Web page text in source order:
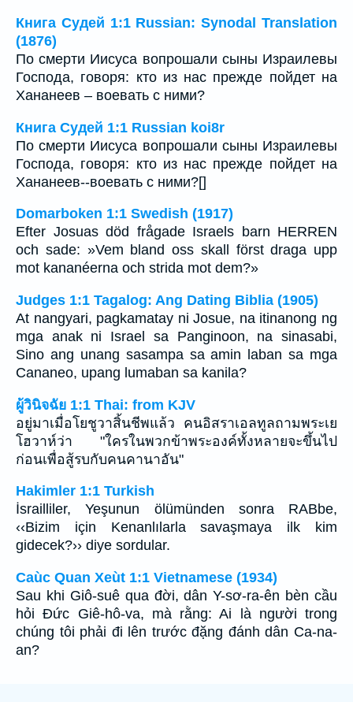
Книга Судей 1:1 Russian: Synodal Translation
(1876)
По смерти Иисуса вопрошали сыны Израилевы
Господа, говоря: кто из нас прежде пойдет на
Хананеев – воевать с ними?
Книга Судей 1:1 Russian koi8r
По смерти Иисуса вопрошали сыны Израилевы
Господа, говоря: кто из нас прежде пойдет на
Хананеев--воевать с ними?[]
Domarboken 1:1 Swedish (1917)
Efter Josuas död frågade Israels barn HERREN
och sade: »Vem bland oss skall först draga upp
mot kananéerna och strida mot dem?»
Judges 1:1 Tagalog: Ang Dating Biblia (1905)
At nangyari, pagkamatay ni Josue, na itinanong ng
mga anak ni Israel sa Panginoon, na sinasabi,
Sino ang unang sasampa sa amin laban sa mga
Cananeo, upang lumaban sa kanila?
ผู้วินิจฉัย 1:1 Thai: from KJV
อยู่มาเมื่อโยชูวาสิ้นชีพแล้ว คนอิสราเอลทูลถามพระเย
โฮวาห์ว่า "ใครในพวกข้าพระองค์ทั้งหลายจะขึ้นไป
ก่อนเพื่อสู้รบกับคนคานาอัน"
Hakimler 1:1 Turkish
İsrailliler, Yeşunun ölümünden sonra RABbe,
‹‹Bizim için Kenanlılarla savaşmaya ilk kim
gidecek?›› diye sordular.
Caùc Quan Xeùt 1:1 Vietnamese (1934)
Sau khi Giô-suê qua đời, dân Y-sơ-ra-ên bèn cầu
hỏi Ðức Giê-hô-va, mà rằng: Ai là người trong
chúng tôi phải đi lên trước đặng đánh dân Ca-na-
an?